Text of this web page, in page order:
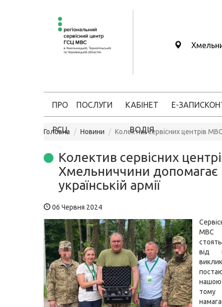
ПРО
РСЦ
ПОСЛУГИ КАБІНЕТ
ВОДІЯ
Е-ЗАПИС
Головна Новини Колектив сервісних центрів
Колектив сервісних
Хмельниччини допомагає
українській армії
06 Червня 2024
МВС
від